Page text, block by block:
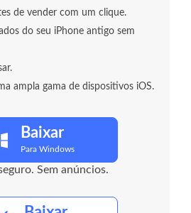
de vender com um clique.
do seu iPhone antigo sem
ampla gama de dispositivos iOS.
Baixar
Para Windows
Sem anúncios.